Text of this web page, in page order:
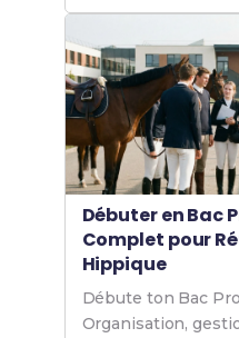
Débuter en Bac
Complet pour
Hippique
Débute ton Bac
Organisation,